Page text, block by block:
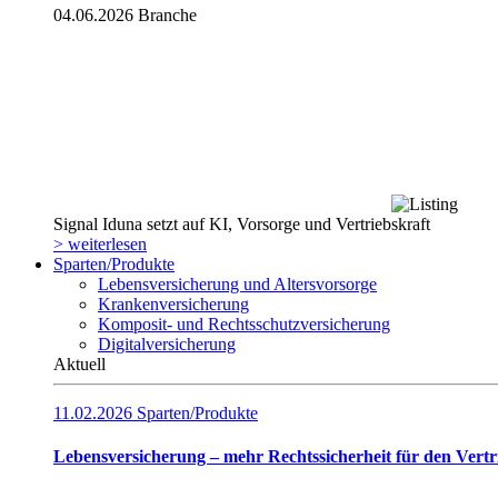
04.06.2026 Branche
Signal Iduna setzt auf KI, Vorsorge und Vertriebskraft
> weiterlesen
Sparten/Produkte
Lebensversicherung und Altersvorsorge
Krankenversicherung
Komposit- und Rechtsschutzversicherung
Digitalversicherung
Aktuell
11.02.2026 Sparten/Produkte
Lebensversicherung – mehr Rechtssicherheit für den